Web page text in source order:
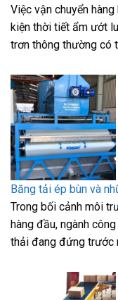
Việc vận chuyển
kiện thời tiết ẩm ướt
trơn thông thường có
Băng tải ép bùn và
Trong bối cảnh môi
hàng đầu, ngành
thải đang đứng trước